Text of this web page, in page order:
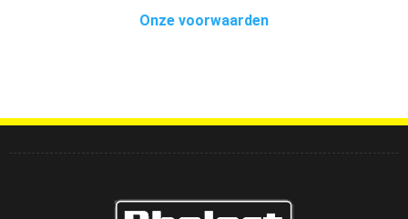
Onze voorwaarden